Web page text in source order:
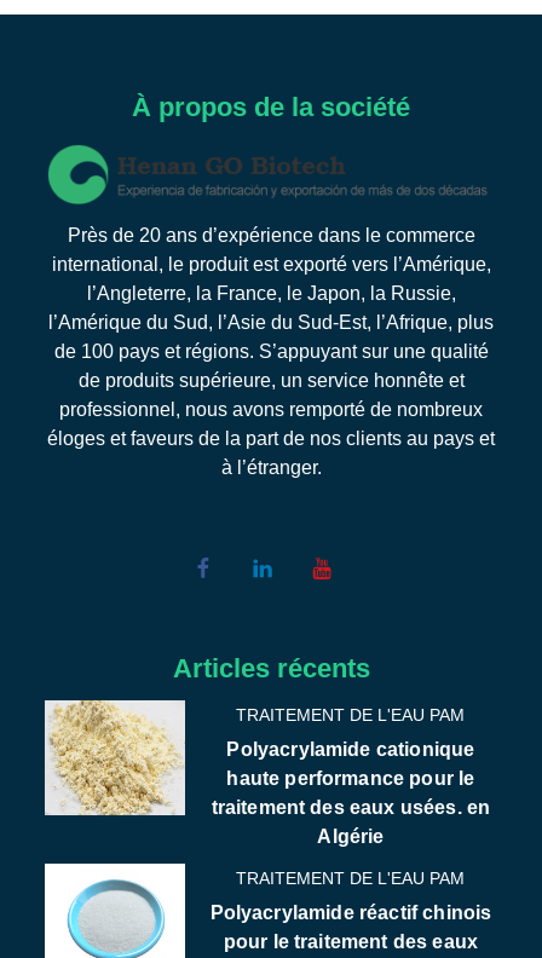
À propos de la société
Près de 20 ans d’expérience dans le commerce
international, le produit est exporté vers l’Amérique,
l’Angleterre, la France, le Japon, la Russie,
l’Amérique du Sud, l’Asie du Sud-Est, l’Afrique, plus
de 100 pays et régions. S’appuyant sur une qualité
de produits supérieure, un service honnête et
professionnel, nous avons remporté de nombreux
éloges et faveurs de la part de nos clients au pays et
à l’étranger.
Articles récents
TRAITEMENT DE L'EAU PAM
Polyacrylamide cationique
haute performance pour le
traitement des eaux usées. en
Algérie
TRAITEMENT DE L'EAU PAM
Polyacrylamide réactif chinois
pour le traitement des eaux